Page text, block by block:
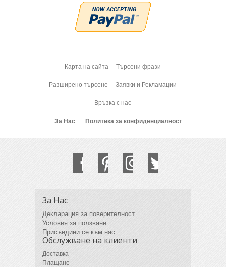
Карта на сайта Търсени фрази
Разширено търсене Заявки и Рекламации
Връзка с нас
За Нас Политика за конфиденциалност
За Нас
Декларация за поверителност
Условия за ползване
Присъедини се към нас
Обслужване на клиенти
Доставка
Плащане